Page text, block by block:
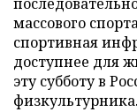
массового
спортивная
доступнее для
эту субботу в
физкультурника.